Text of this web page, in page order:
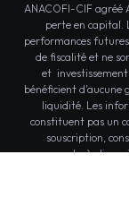
ANACOFI-CIF agréé
perte en capital.
performances
de fiscalité et ne
et
bénéficient d'aucune
liquidité. Les
constituent pas un
souscription,
prospectus)